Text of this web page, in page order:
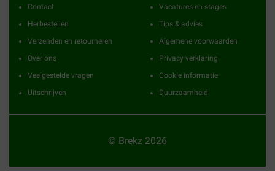
Contact
Herbestellen
Verzenden en retourneren
Over ons
Veelgestelde vragen
Uitschrijven
Vacatures en stages
Tips & advies
Algemene voorwaarden
Privacy verklaring
Cookie informatie
Duurzaamheid
© Brekz 2026